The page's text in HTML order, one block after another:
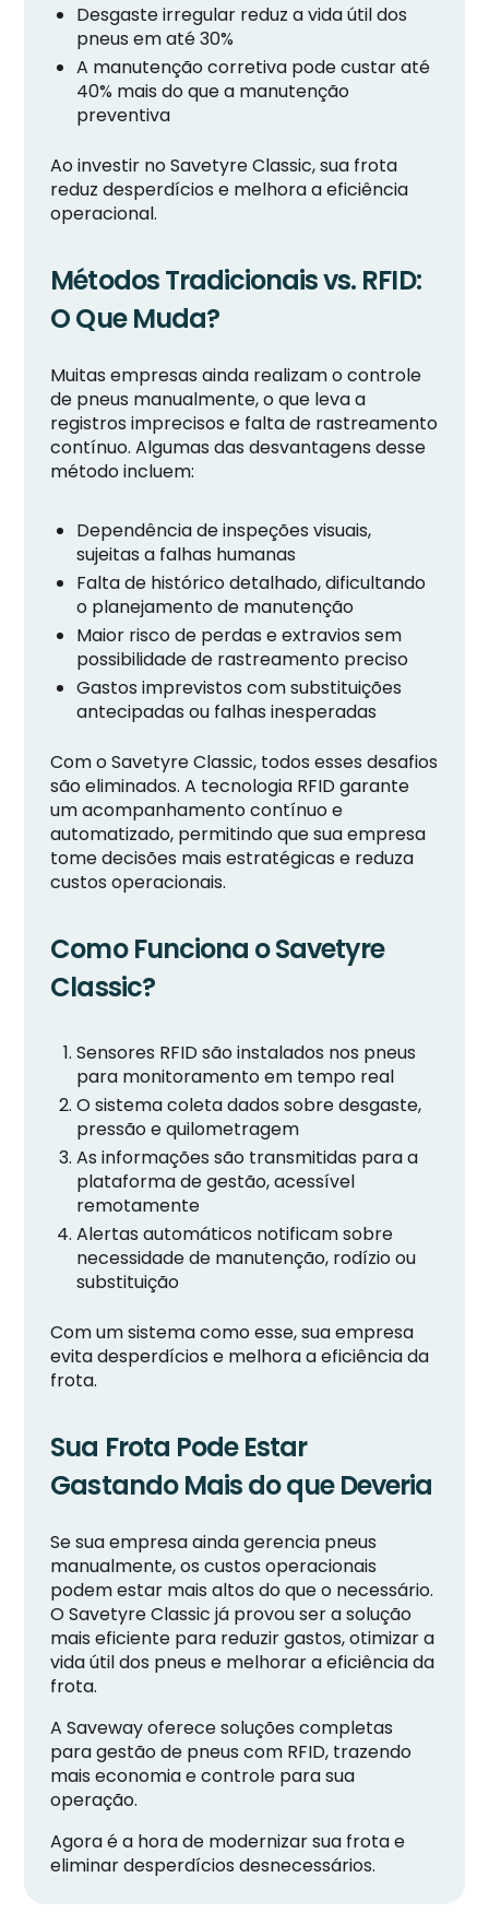
Desgaste irregular reduz a vida útil dos
pneus em até 30%
A manutenção corretiva pode custar até
40% mais do que a manutenção
preventiva
Ao investir no Savetyre Classic, sua frota
reduz desperdícios e melhora a eficiência
operacional.
Métodos Tradicionais vs. RFID:
O Que Muda?
Muitas empresas ainda realizam o controle
de pneus manualmente, o que leva a
registros imprecisos e falta de rastreamento
contínuo. Algumas das desvantagens desse
método incluem:
Dependência de inspeções visuais,
sujeitas a falhas humanas
Falta de histórico detalhado, dificultando
o planejamento de manutenção
Maior risco de perdas e extravios sem
possibilidade de rastreamento preciso
Gastos imprevistos com substituições
antecipadas ou falhas inesperadas
Com o Savetyre Classic, todos esses desafios
são eliminados. A tecnologia RFID garante
um acompanhamento contínuo e
automatizado, permitindo que sua empresa
tome decisões mais estratégicas e reduza
custos operacionais.
Como Funciona o Savetyre
Classic?
Sensores RFID são instalados nos pneus
para monitoramento em tempo real
O sistema coleta dados sobre desgaste,
pressão e quilometragem
As informações são transmitidas para a
plataforma de gestão, acessível
remotamente
Alertas automáticos notificam sobre
necessidade de manutenção, rodízio ou
substituição
Com um sistema como esse, sua empresa
evita desperdícios e melhora a eficiência da
frota.
Sua Frota Pode Estar
Gastando Mais do que Deveria
Se sua empresa ainda gerencia pneus
manualmente, os custos operacionais
podem estar mais altos do que o necessário.
O Savetyre Classic já provou ser a solução
mais eficiente para reduzir gastos, otimizar a
vida útil dos pneus e melhorar a eficiência da
frota.
A Saveway oferece soluções completas
para gestão de pneus com RFID, trazendo
mais economia e controle para sua
operação.
Agora é a hora de modernizar sua frota e
eliminar desperdícios desnecessários.